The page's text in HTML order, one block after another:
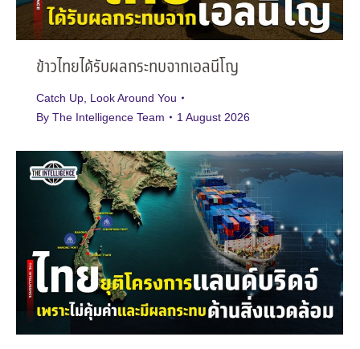
ข้าวไทยได้รับผลกระทบจากเอลนีโญ
Catch Up Look Around You
By The Intelligence Team 1 August 2026